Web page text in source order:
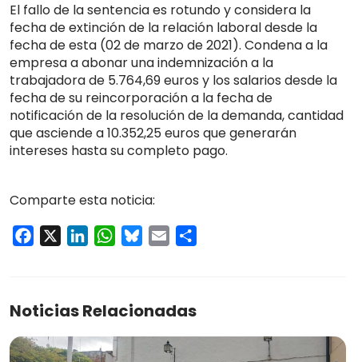
El fallo de la sentencia es rotundo y considera la
fecha de extinción de la relación laboral desde la
fecha de esta (02 de marzo de 2021). Condena a la
empresa a abonar una indemnización a la
trabajadora de 5.764,69 euros y los salarios desde la
fecha de su reincorporación a la fecha de
notificación de la resolución de la demanda, cantidad
que asciende a 10.352,25 euros que generarán
intereses hasta su completo pago.
Comparte esta noticia:
Facebook LinkedInWhatsApp
Bluesky
Email
Noticias Relacionadas